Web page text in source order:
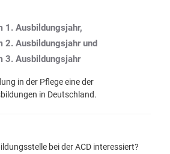
1. Ausbildungsjahr,
2. Ausbildungsjahr und
3. Ausbildungsjahr
in der Pflege eine der
in Deutschland.
bei der ACD interessiert?